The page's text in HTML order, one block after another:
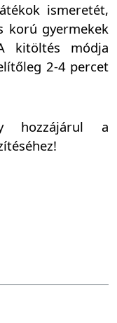
ismeretét,
korú gyermekek
kitöltés módja
2-4 percet
hozzájárul a